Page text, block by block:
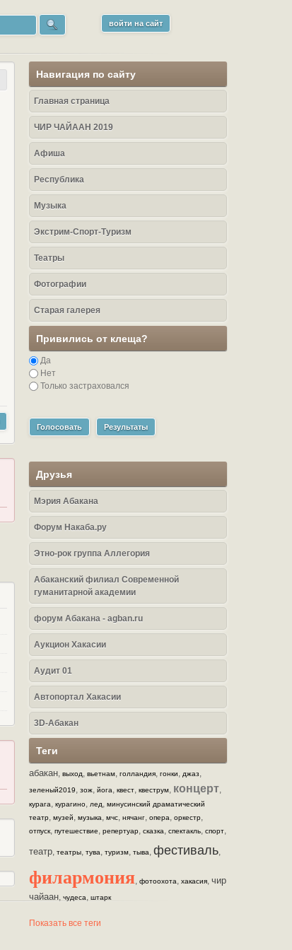
войти на сайт
Навигация по сайту
Главная страница
ЧИР ЧАЙААН 2019
Афиша
Республика
Музыка
Экстрим-Спорт-Туризм
Театры
Фотографии
Старая галерея
Привились от клеща?
Да
Нет
Только застраховался
Голосовать Результаты
Друзья
Мэрия Абакана
Форум Накаба.ру
Этно-рок группа Аллегория
Абаканский филиал Современной
гуманитарной академии
форум Абакана - agban.ru
Аукцион Хакасии
Аудит 01
Автопортал Хакасии
3D-Абакан
Теги
абакан, выход, вьетнам, голландия, гонки, джаз,
зеленый2019, зож, йога, квест, квеструм, концерт,
курага, курагино, лед, минусинский драматический
театр, музей, музыка, мчс, нячанг, опера, оркестр,
отпуск, путешествие, репертуар, сказка, спектакль, спорт,
театр, театры, тува, туризм, тыва, фестиваль,
филармония, фотоохота, хакасия, чир
чайаан, чудеса, штарк
Показать все теги